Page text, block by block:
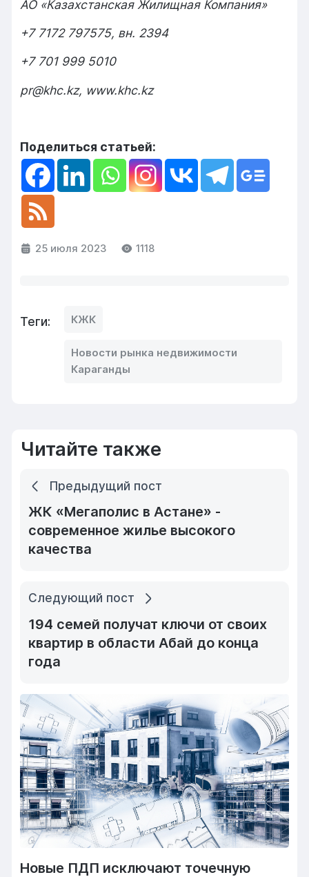
АО «Казахстанская Жилищная Компания»
+7 7172 797575, вн. 2394
+7 701 999 5010
pr@khc.kz, www.khc.kz
Поделиться статьей:
25 июля 2023 1118
Теги: КЖК
Новости рынка недвижимости
Караганды
Читайте также
Предыдущий пост
ЖК «Мегаполис в Астане» -
современное жилье высокого
качества
Следующий пост
194 семей получат ключи от своих
квартир в области Абай до конца
года
Новые ПДП исключают точечную